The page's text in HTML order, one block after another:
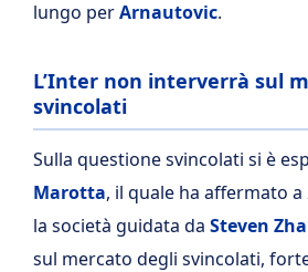
lungo perArnautovic.
L’Inter non interverrà sul
svincolati
Sulla questione svincolati si è
Marotta, il quale ha affermato a
la società guidata da Steven
sul mercato degli svincolati,